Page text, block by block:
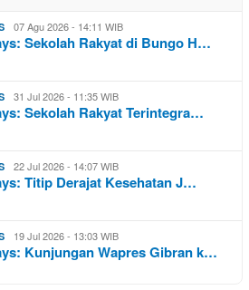
07 Agu 2026 - 14:11 WIB
Sekolah Rakyat di Bungo H…
31 Jul 2026 - 11:35 WIB
Sekolah Rakyat Terintegra…
22 Jul 2026 - 14:07 WIB
Titip Derajat Kesehatan J…
19 Jul 2026 - 13:03 WIB
Kunjungan Wapres Gibran k…